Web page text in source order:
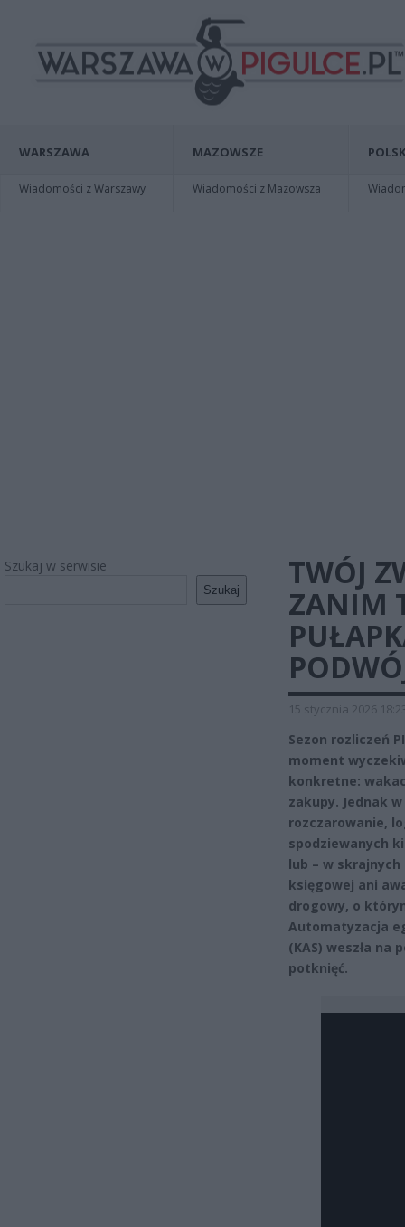
WARSZAWA
Wiadomości z Warszawy
MAZOWSZE
Wiadomości z Mazowsza
Szukaj w serwisie
Szukaj
TWÓJ
ZANIM
15 stycznia 2026
Sezon rozliczeń
moment
konkretne:
zakupy. Jednak
rozczarowanie,
spodziewanych
lub – w skrajnych
księgowej ani
drogowy, o
Automatyzacja
(KAS) weszła
potknięć.